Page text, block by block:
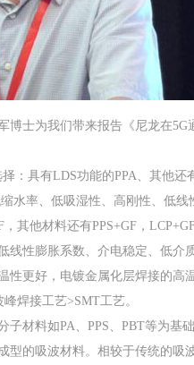
博士为我们带来报告《尼龙在5G
具有LDS功能的PPA、其他还
水率、低吸湿性、高刚性、低
其他材料还有PPS+GF，
线性膨胀系数、介电稳定、低介
性更好，电镀金属化层焊接的高
焊接工艺>SMT工艺。
材料如PA、PPS、PBT等为基
型的吸波材料。相较于传统的吸